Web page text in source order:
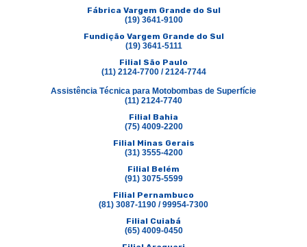
Fábrica Vargem Grande do Sul
(19) 3641-9100
Fundição Vargem Grande do Sul
(19) 3641-5111
Filial São Paulo
(11) 2124-7700 / 2124-7744
Assistência Técnica para Motobombas de Superfície
(11) 2124-7740
Filial Bahia
(75) 4009-2200
Filial Minas Gerais
(31) 3555-4200
Filial Belém
(91) 3075-5599
Filial Pernambuco
(81) 3087-1190 / 99954-7300
Filial Cuiabá
(65) 4009-0450